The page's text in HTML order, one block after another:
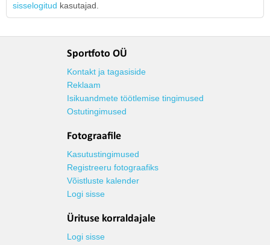
sisselogitud kasutajad.
Sportfoto OÜ
Kontakt ja tagasiside
Reklaam
Isikuandmete töötlemise tingimused
Ostutingimused
Fotograafile
Kasutustingimused
Registreeru fotograafiks
Võistluste kalender
Logi sisse
Ürituse korraldajale
Logi sisse